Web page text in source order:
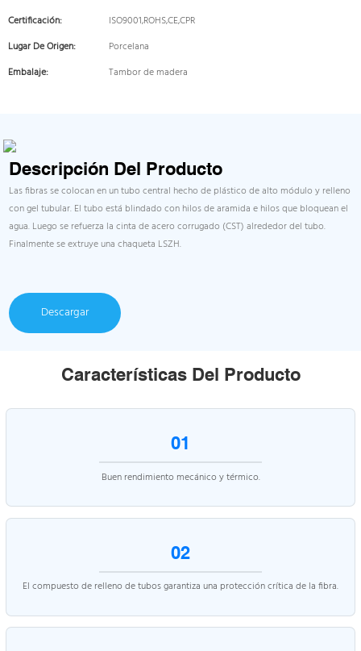
Certificación:
ISO9001,ROHS,CE,CPR
Lugar De Origen:
Porcelana
Embalaje:
Tambor de madera
Descripción Del Producto
Las fibras se colocan en un tubo central hecho de plástico de alto módulo y relleno
con gel tubular. El tubo está blindado con hilos de aramida e hilos que bloquean el
agua. Luego se refuerza la cinta de acero corrugado (CST) alrededor del tubo.
Finalmente se extruye una chaqueta LSZH.
Descargar
Características Del Producto
01
Buen rendimiento mecánico y térmico.
02
El compuesto de relleno de tubos garantiza una protección crítica de la fibra.